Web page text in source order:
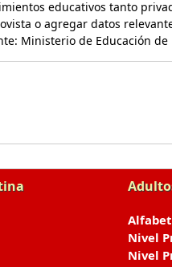
educativos tanto
o agregar datos
Ministerio de Educación
Nivel
Nivel